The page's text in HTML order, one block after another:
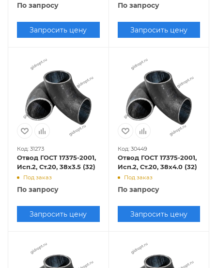
По запросу
Запросить цену
По запросу
Запросить цену
Код: 31273
Отвод ГОСТ 17375-2001,
Исп.2, Ст.20, 38х3.5 (32)
Под заказ
По запросу
Запросить цену
Код: 30449
Отвод ГОСТ 17375-2001,
Исп.2, Ст.20, 38х4.0 (32)
Под заказ
По запросу
Запросить цену